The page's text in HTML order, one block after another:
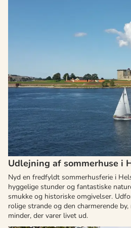
Udlejning af sommerhuse i
Nyd en fredfyldt sommerhusferie i
hyggelige stunder og fantastiske
smukke og historiske omgivelser.
rolige strande og den charmerende
minder, der varer livet ud.